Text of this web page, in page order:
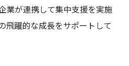
業が連携して集中支援を実施
飛躍的な成長をサポートして